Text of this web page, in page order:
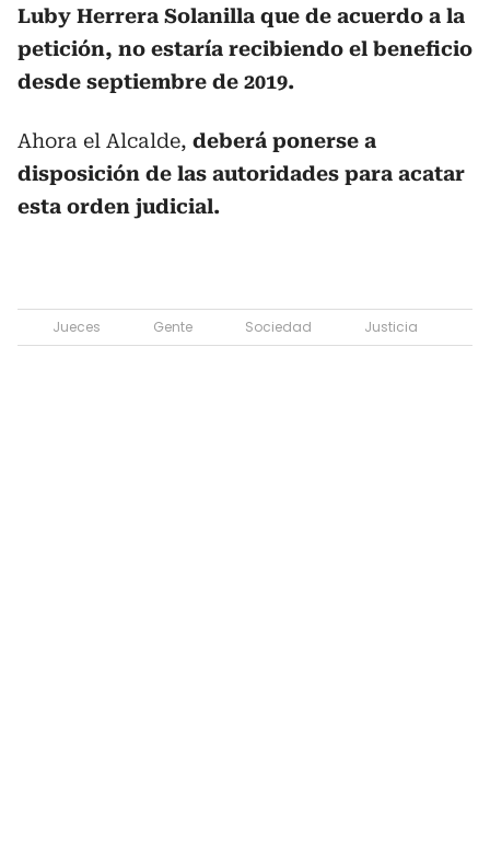
Luby Herrera Solanilla que de acuerdo a la
petición, no estaría recibiendo el beneficio
desde septiembre de 2019.
Ahora el Alcalde, deberá ponerse a
disposición de las autoridades para acatar
esta orden judicial.
Jueces Gente Sociedad Justicia